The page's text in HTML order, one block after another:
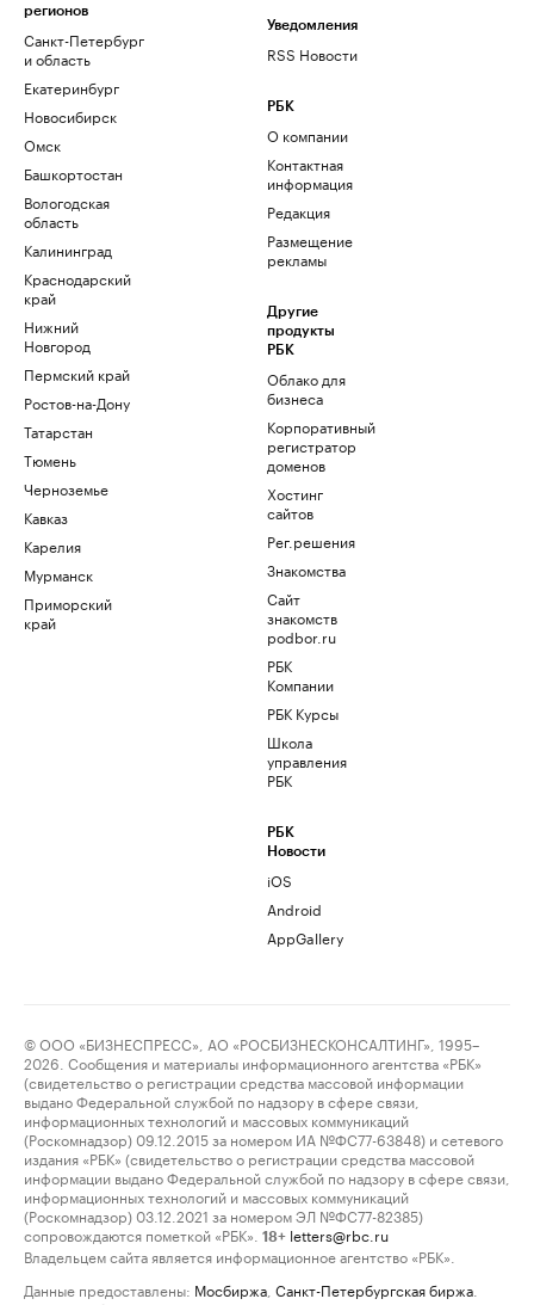
регионов
Санкт-Петербург
и область
Екатеринбург
Новосибирск
Омск
Башкортостан
Вологодская
область
Калининград
Краснодарский
край
Нижний
Новгород
Пермский край
Ростов-на-Дону
Татарстан
Тюмень
Черноземье
Кавказ
Карелия
Мурманск
Приморский
край
Уведомления
RSS Новости
РБК
О компании
Контактная
информация
Редакция
Размещение
рекламы
Другие
продукты
РБК
Облако для
бизнеса
Корпоративный
регистратор
доменов
Хостинг
сайтов
Рег.решения
Знакомства
Сайт
знакомств
podbor.ru
РБК
Компании
РБК Курсы
Школа
управления
РБК
РБК
Новости
iOS
Android
AppGallery
© ООО «БИЗНЕСПРЕСС», АО «РОСБИЗНЕСКОНСАЛТИНГ», 1995–
2026. Сообщения и материалы информационного агентства «РБК»
(свидетельство о регистрации средства массовой информации
выдано Федеральной службой по надзору в сфере связи,
информационных технологий и массовых коммуникаций
(Роскомнадзор) 09.12.2015 за номером ИА №ФС77-63848) и сетевого
издания «РБК» (свидетельство о регистрации средства массовой
информации выдано Федеральной службой по надзору в сфере связи,
информационных технологий и массовых коммуникаций
(Роскомнадзор) 03.12.2021 за номером ЭЛ №ФС77-82385)
сопровождаются пометкой «РБК».
18+ letters@rbc.ru
Владельцем сайта является информационное агентство «РБК».
Данные предоставлены: Мосбиржа Санкт-Петербургская биржа